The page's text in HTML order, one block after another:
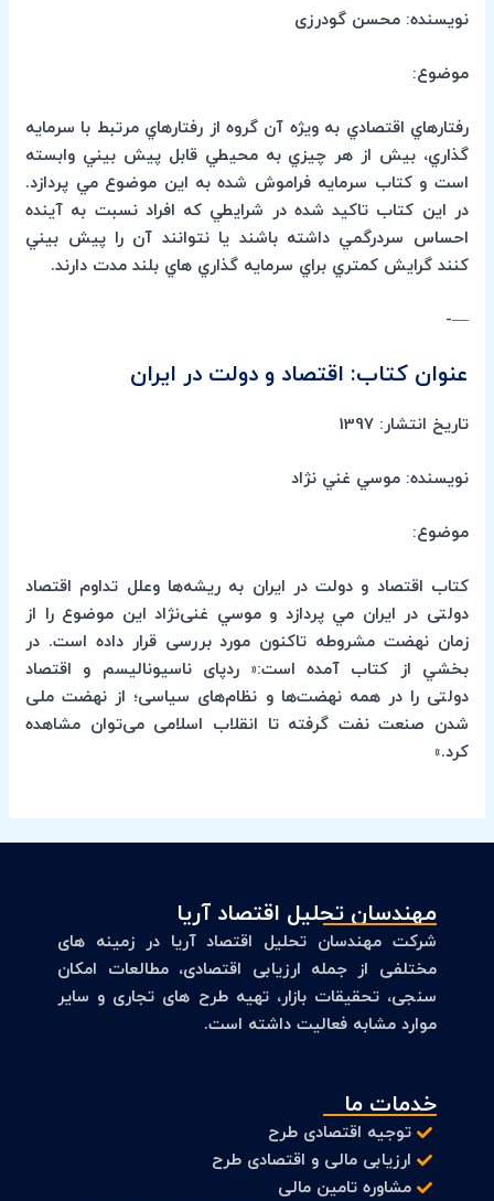
نویسنده: محسن گودرزی
موضوع:
رفتارهاي اقتصادي به ويژه آن گروه از رفتارهاي مرتبط با سرمايه
گذاري، بيش از هر چيزي به محيطي قابل پيش بيني وابسته
است و كتاب سرمايه فراموش شده به اين موضوع مي پردازد.
در اين كتاب تاكيد شده در شرايطي كه افراد نسبت به آينده
احساس سردرگمي داشته باشند يا نتوانند آن را پيش بيني
كنند گرايش كمتري براي سرمايه گذاري هاي بلند مدت دارند.
—-
عنوان کتاب: اقتصاد و دولت در ایران
تاریخ انتشار: 1397
نویسنده: موسي غني ن‍ژاد
موضوع:
کتاب اقتصاد و دولت در ایران به ریشه‌ها وعلل تداوم اقتصاد
دولتی در ایران مي پردازد و موسي غنی‌نژاد این موضوع را از
زمان نهضت مشروطه تاکنون مورد بررسی قرار داده است. در
بخشي از كتاب آمده است:« ردپای ناسیونالیسم و اقتصاد
دولتی را در همه نهضت‌ها و نظام‌های سیاسی؛ از نهضت ملی
شدن صنعت نفت گرفته تا انقلاب اسلامی می‌توان مشاهده
کرد.»
مهندسان تحلیل اقتصاد آریا
شرکت مهندسان تحلیل اقتصاد آریا در زمینه های
مختلفی از جمله ارزیابی اقتصادی، مطالعات امکان
سنجی، تحقیقات بازار، تهیه طرح های تجاری و سایر
موارد مشابه فعالیت داشته است.
خدمات ما
توجیه اقتصادی طرح
ارزیابی مالی و اقتصادی طرح
مشاوره تامین مالی